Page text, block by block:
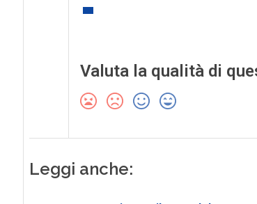
Valuta la qualità di
Leggi anche: